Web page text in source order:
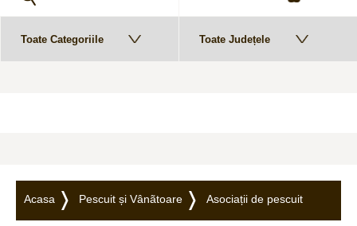
Acasa Pescuit și Vânãtoare Asociații de pescuit